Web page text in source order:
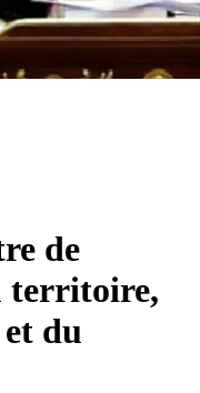
de
territoire,
du